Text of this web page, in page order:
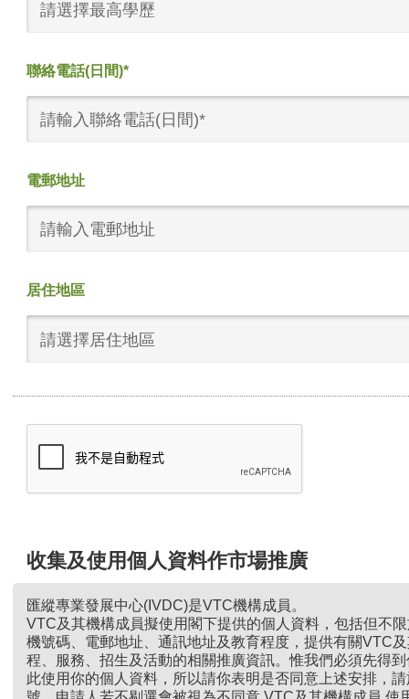
請選擇最高學歷
聯絡電話(日間)*
電郵地址
居住地區
請選擇居住地區
收集及使用個人資料作市場推廣
匯縱專業發展中心(IVDC)是VTC機構成員。
VTC及其機構成員擬使用閣下提供的個人資料，包括但不
機號碼、電郵地址、通訊地址及教育程度，提供有關VTC
程、服務、招生及活動的相關推廣資訊。惟我們必須先得
此使用你的個人資料，所以請你表明是否同意上述安排，